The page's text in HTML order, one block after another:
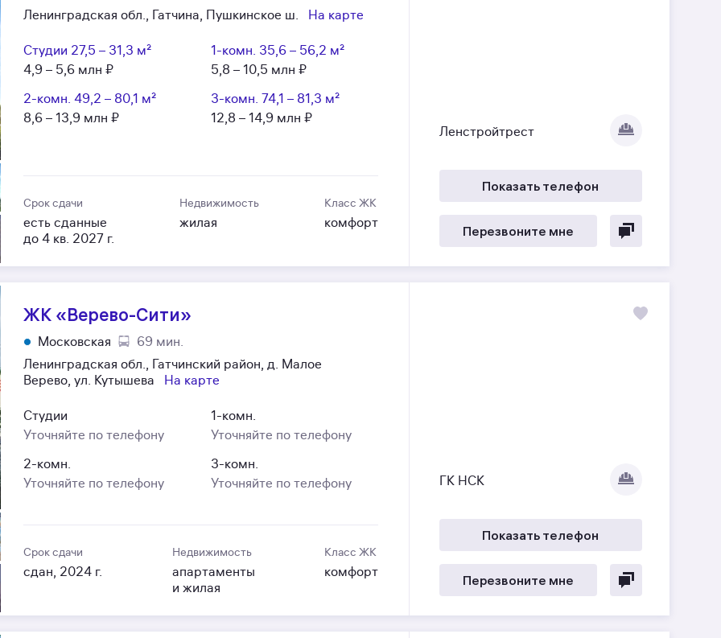
Ленинградская обл., Гатчина, Пушкинское ш.
На карте
Студии 27,5 – 31,3 м²
4,9 – 5,6 млн ₽
1-комн. 35,6 – 56,2 м²
5,8 – 10,5 млн ₽
2-комн. 49,2 – 80,1 м²
8,6 – 13,9 млн ₽
3-комн. 74,1 – 81,3 м²
12,8 – 14,9 млн ₽
Срок сдачи
есть сданные
до 4 кв. 2027 г.
Недвижимость
жилая
Класс ЖК
комфорт
Ленстройтрест
Показать телефон
Перезвоните мне
ЖК «Верево-Сити»
Московская
69 мин.
Ленинградская обл., Гатчинский район, д. Малое
Верево, ул. Кутышева
На карте
Студии
Уточняйте по телефону
1-комн.
Уточняйте по телефону
2-комн.
Уточняйте по телефону
3-комн.
Уточняйте по телефону
Срок сдачи
сдан, 2024 г.
Недвижимость
апартаменты
и жилая
Класс ЖК
комфорт
ГК НСК
Показать телефон
Перезвоните мне